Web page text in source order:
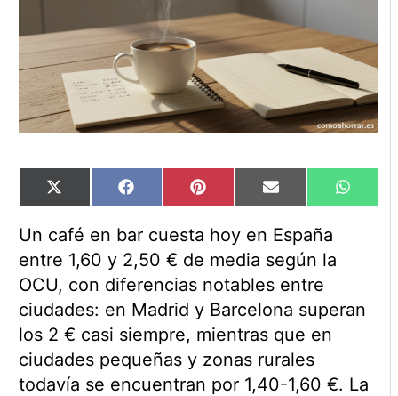
Compartir
en
X
(Twitter)
Compartir
en
Facebook Compartir
en
Pinterest Compartir
en
Email
en
Un café en bar cuesta hoy en España
entre 1,60 y 2,50 € de media según la
OCU, con diferencias notables entre
ciudades: en Madrid y Barcelona superan
los 2 € casi siempre, mientras que en
ciudades pequeñas y zonas rurales
todavía se encuentran por 1,40-1,60 €. La